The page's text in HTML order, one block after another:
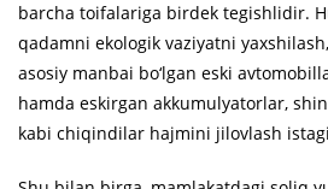
barcha toifalariga birdek tegishlidir.
qadamni ekologik vaziyatni
asosiy manbai bo‘lgan eski
hamda eskirgan akkumulyatorlar,
kabi chiqindilar hajmini jilovlash